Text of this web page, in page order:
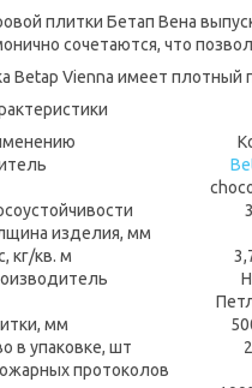
плитки Бетап Вена
сочетаются, что
Betap Vienna имеет плотный
применению
изделия, мм
вес, кг/кв. м
производитель
плитки, мм
в упаковке, шт
пожарных протоколов